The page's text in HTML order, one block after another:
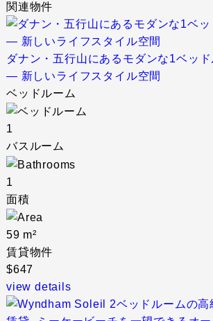
関連物件
ダナン・五行山にあるモダンな1ベッド
― 新しいライフスタイル空間
ベッドルーム
1
バスルーム
1
面積
59 m²
賃貸物件
$647
view details